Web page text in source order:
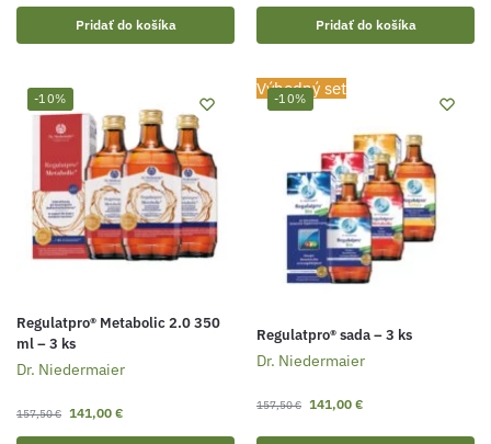
Pridať do košíka Pridať do košíka
-10%
Regulatpro® Metabolic 2.0 350
ml – 3 ks
Dr. Niedermaier
157,50€ 141,00 €
-10%
Výhodný set
Regulatpro® sada – 3 ks
Dr. Niedermaier
157,50€ 141,00 €